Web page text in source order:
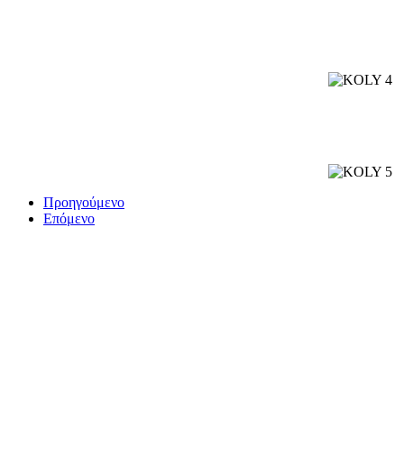
Προηγούμενο
Επόμενο